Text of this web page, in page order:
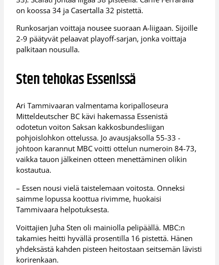
on koossa 34 ja Casertalla 32 pistettä.
Runkosarjan voittaja nousee suoraan A-liigaan. Sijoille
2-9 päätyvät pelaavat playoff-sarjan, jonka voittaja
palkitaan nousulla.
Sten tehokas Essenissä
Ari Tammivaaran valmentama koripalloseura
Mitteldeutscher BC kävi hakemassa Essenistä
odotetun voiton Saksan kakkosbundesliigan
pohjoislohkon ottelussa. Jo avausjaksolla 55-33 -
johtoon karannut MBC voitti ottelun numeroin 84-73,
vaikka tauon jälkeinen otteen menettäminen olikin
kostautua.
– Essen nousi vielä taistelemaan voitosta. Onneksi
saimme lopussa koottua rivimme, huokaisi
Tammivaara helpotuksesta.
Voittajien Juha Sten oli mainiolla pelipäällä. MBC:n
takamies heitti hyvällä prosentilla 16 pistettä. Hänen
yhdeksästä kahden pisteen heitostaan seitsemän lävisti
korirenkaan.